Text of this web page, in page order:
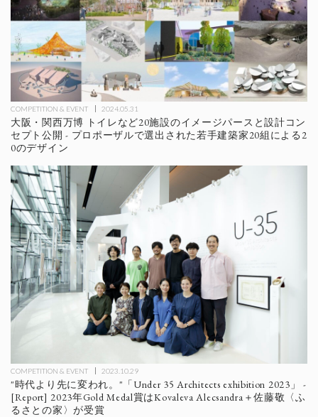
COMPETITION & EVENT 2024.05.31
大阪・関西万博 トイレなど20施設のイメージパースと設計コン
セプト公開 - プロポーザルで選出された若手建築家20組による2
0のデザイン
COMPETITION & EVENT 2023.10.29
"時代より先に変われ。"「Under 35 Architects exhibition 2023」 -
[Report] 2023年Gold Medal賞はKovaleva Alecsandra＋佐藤敬〈ふ
るさとの家〉が受賞